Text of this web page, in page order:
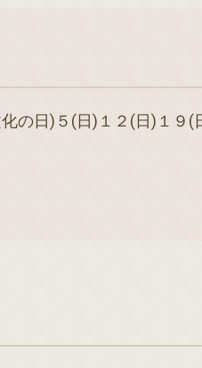
の日)５(日)１２(日)１９(